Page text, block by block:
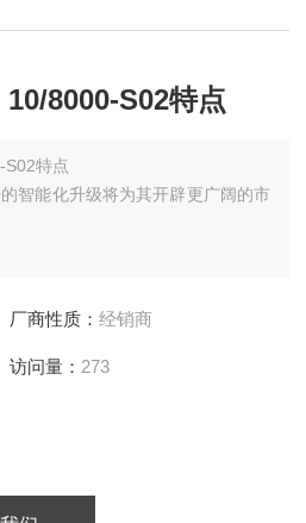
8000-S02特点
S02特点
智能化升级将为其开辟更广阔的市
，通过改变偏心块角度，离心力
厂商性质： 经销商
访问量： 273